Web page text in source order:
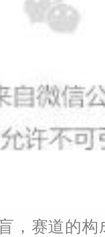
，赛道的